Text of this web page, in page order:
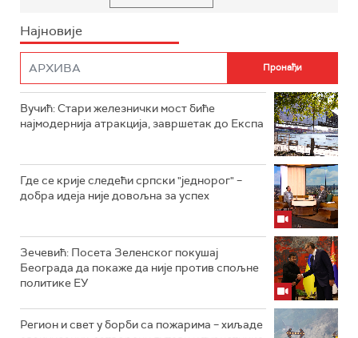
Најновије
Вучић: Стари железнички мост биће
најмодернија атракција, завршетак до Експа
Где се крије следећи српски "једнорог" –
добра идеја није довољна за успех
Зечевић: Посета Зеленског покушај
Београда да покаже да није против спољне
политике ЕУ
Регион и свет у борби са пожарима – хиљаде